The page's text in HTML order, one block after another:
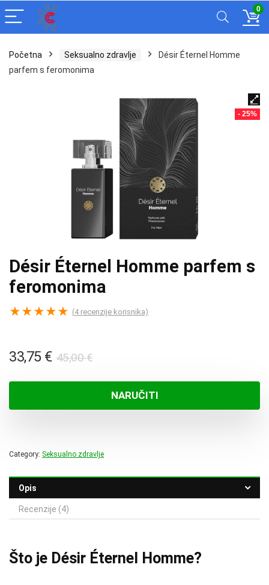
0
Početna Seksualno zdravlje
Désir Éternel Homme
parfem s feromonima
- 25%
Désir Éternel Homme parfem s
feromonima
★★★★★ (4recenzije korisnika)
45,00€Izvorna
bila
je:
33,75 €
Trenutna
33,75 €.
NARUČITI
Category: Seksualno zdravlje
Opis
Recenzije (4)
Što je Désir Éternel Homme?